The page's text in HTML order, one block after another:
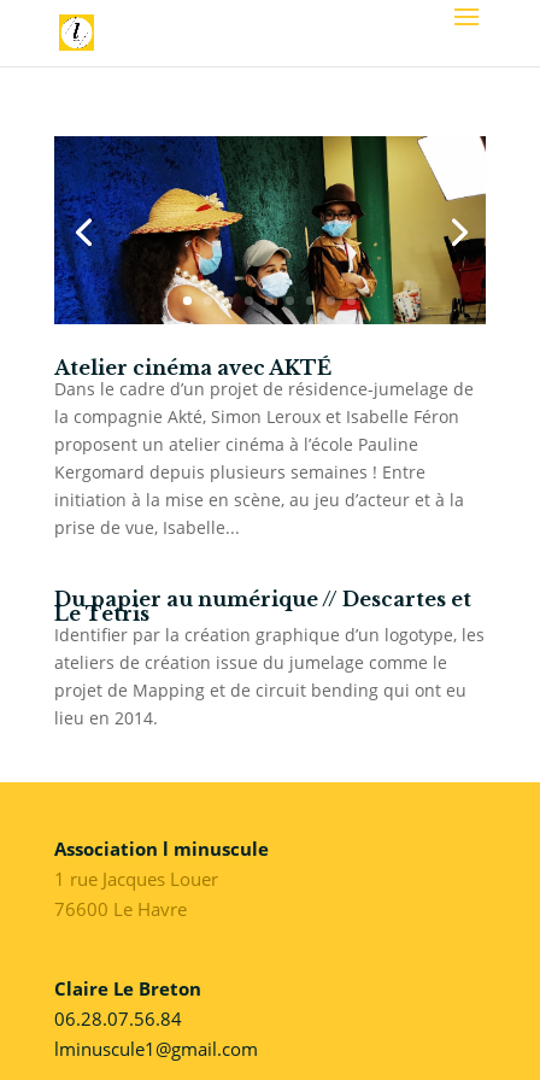
Atelier cinéma avec AKTÉ
Dans le cadre d’un projet de résidence-jumelage de
la compagnie Akté, Simon Leroux et Isabelle Féron
proposent un atelier cinéma à l’école Pauline
Kergomard depuis plusieurs semaines ! Entre
initiation à la mise en scène, au jeu d’acteur et à la
prise de vue, Isabelle...
Du papier au numérique // Descartes et
Le Tetris
Identifier par la création graphique d’un logotype, les
ateliers de création issue du jumelage comme le
projet de Mapping et de circuit bending qui ont eu
lieu en 2014.
Association l minuscule
1 rue Jacques Louer
76600 Le Havre
Claire Le Breton
06.28.07.56.84
lminuscule1@gmail.com